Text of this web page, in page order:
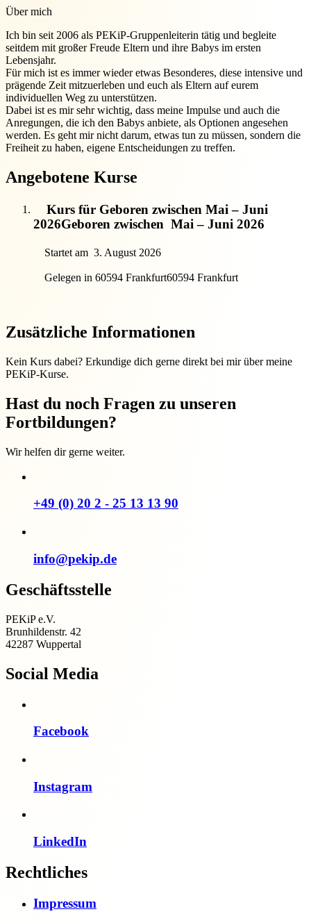
Über mich
Ich bin seit 2006 als PEKiP-Gruppenleiterin tätig und begleite
seitdem mit großer Freude Eltern und ihre Babys im ersten
Lebensjahr.
Für mich ist es immer wieder etwas Besonderes, diese intensive und
prägende Zeit mitzuerleben und euch als Eltern auf eurem
individuellen Weg zu unterstützen.
Dabei ist es mir sehr wichtig, dass meine Impulse und auch die
Anregungen, die ich den Babys anbiete, als Optionen angesehen
werden. Es geht mir nicht darum, etwas tun zu müssen, sondern die
Freiheit zu haben, eigene Entscheidungen zu treffen.
Angebotene Kurse
Kurs für Geboren zwischen Mai – Juni
2026Geboren zwischen Mai – Juni 2026
Startet am 3. August 2026
Gelegen in 60594 Frankfurt60594 Frankfurt
Zusätzliche Informationen
Kein Kurs dabei? Erkundige dich gerne direkt bei mir über meine
PEKiP-Kurse.
Hast du noch Fragen zu unseren
Fortbildungen?
Wir helfen dir gerne weiter.
+49 (0) 20 2 - 25 13 13 90
info@pekip.de
Geschäftsstelle
PEKiP e.V.
Brunhildenstr. 42
42287 Wuppertal
Social Media
Facebook
Instagram
LinkedIn
Rechtliches
Impressum